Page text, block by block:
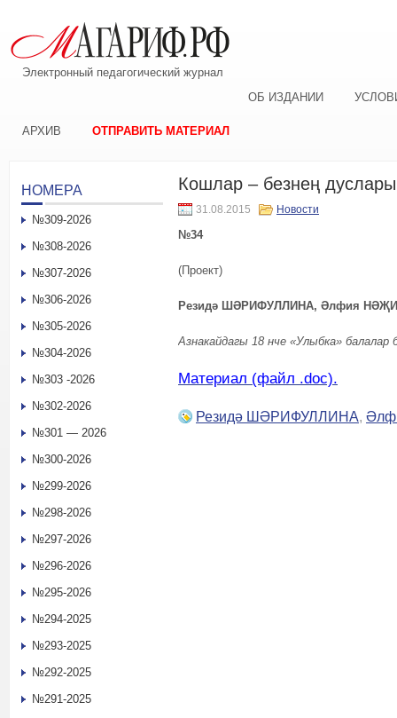
Электронный педагогический журнал
ОБ ИЗДАНИИ
АРХИВ ОТПРАВИТЬ МАТЕРИАЛ
Кошлар – безнең
31.08.2015 Новости
№34
(Проект)
Резидә ШӘРИФУЛЛИНА, Әлфия
Азнакайдагы 18 нче «Улыбка» балалар
Материал (файл .doc).
Резидә ШӘРИФУЛЛИНА,
НОМЕРА
№309-2026
№308-2026
№307-2026
№306-2026
№305-2026
№304-2026
№303 -2026
№302-2026
№301 — 2026
№300-2026
№299-2026
№298-2026
№297-2026
№296-2026
№295-2026
№294-2025
№293-2025
№292-2025
№291-2025